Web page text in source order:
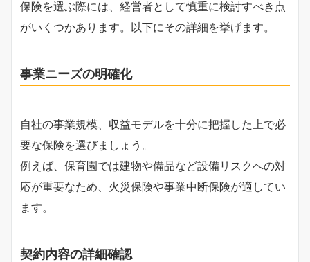
保険を選ぶ際には、経営者として慎重に検討すべき点
がいくつかあります。以下にその詳細を挙げます。
事業ニーズの明確化
自社の事業規模、収益モデルを十分に把握した上で必
要な保険を選びましょう。
例えば、保育園では建物や備品など設備リスクへの対
応が重要なため、火災保険や事業中断保険が適してい
ます。
契約内容の詳細確認